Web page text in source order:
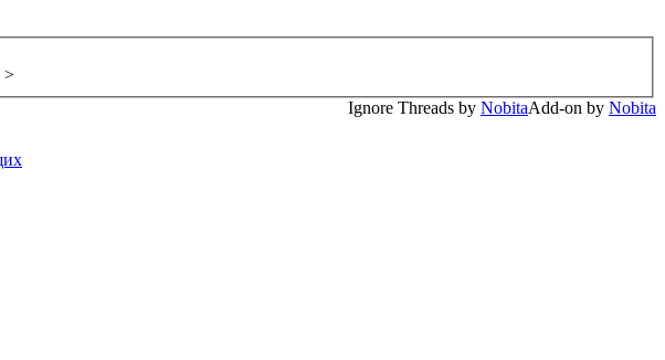
>
Add-on by Nobita
Ignore Threads by Nobita